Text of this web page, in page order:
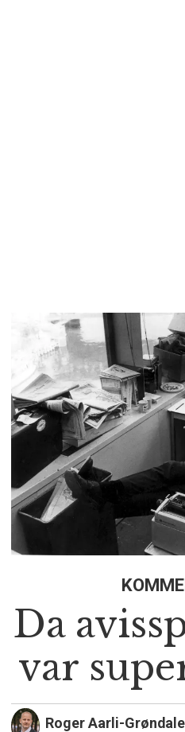
Da
var
Roger Aarli-